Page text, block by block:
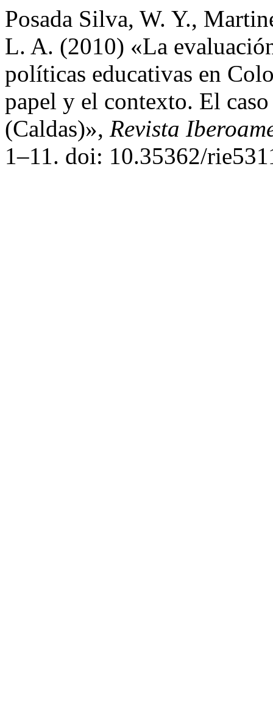
Posada Silva, W. Y.,
L. A. (2010) «La
políticas educativas en
papel y el contexto. El
(Caldas)», Revista
1–11. doi: 10.35362/